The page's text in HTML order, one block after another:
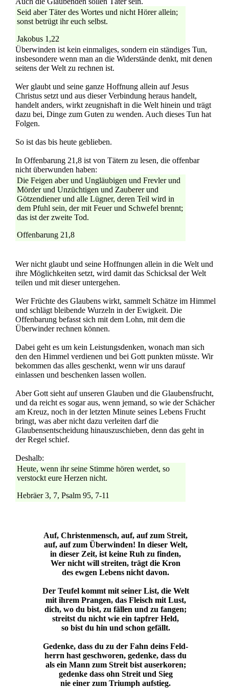
Seid aber Täter des Wortes und nicht Hörer allein;
sonst betrügt ihr euch selbst.
Jakobus 1,22
Überwinden ist kein einmaliges, sondern ein ständiges Tun,
insbesondere wenn man an die Widerstände denkt, mit denen
seitens der Welt zu rechnen ist.
Wer glaubt und seine ganze Hoffnung allein auf Jesus
Christus setzt und aus dieser Verbindung heraus handelt,
handelt anders, wirkt zeugnishaft in die Welt hinein und trägt
dazu bei, Dinge zum Guten zu wenden. Auch dieses Tun hat
Folgen.
So ist das bis heute geblieben.
In Offenbarung 21,8 ist von Tätern zu lesen, die offenbar
nicht überwunden haben:
Die Feigen aber und Ungläubigen und Frevler und
Mörder und Unzüchtigen und Zauberer und
Götzendiener und alle Lügner, deren Teil wird in
dem Pfuhl sein, der mit Feuer und Schwefel brennt;
das ist der zweite Tod.
Offenbarung 21,8
Wer nicht glaubt und seine Hoffnungen allein in die Welt und
ihre Möglichkeiten setzt, wird damit das Schicksal der Welt
teilen und mit dieser untergehen.
Wer Früchte des Glaubens wirkt, sammelt Schätze im Himmel
und schlägt bleibende Wurzeln in der Ewigkeit. Die
Offenbarung befasst sich mit dem Lohn, mit dem die
Überwinder rechnen können.
Dabei geht es um kein Leistungsdenken, wonach man sich
den den Himmel verdienen und bei Gott punkten müsste. Wir
bekommen das alles geschenkt, wenn wir uns darauf
einlassen und beschenken lassen wollen.
Aber Gott sieht auf unseren Glauben und die Glaubensfrucht,
und da reicht es sogar aus, wenn jemand, so wie der Schächer
am Kreuz, noch in der letzten Minute seines Lebens Frucht
bringt, was aber nicht dazu verleiten darf die
Glaubensentscheidung hinauszuschieben, denn das geht in
der Regel schief.
Deshalb:
Heute, wenn ihr seine Stimme hören werdet, so
verstockt eure Herzen nicht.
Hebräer 3, 7, Psalm 95, 7-11
Auf, Christenmensch, auf, auf zum Streit,
auf, auf zum Überwinden! In dieser Welt,
in dieser Zeit, ist keine Ruh zu finden,
Wer nicht will streiten, trägt die Kron
des ewgen Lebens nicht davon.
Der Teufel kommt mit seiner List, die Welt
mit ihrem Prangen, das Fleisch mit Lust,
dich, wo du bist, zu fällen und zu fangen;
streitst du nicht wie ein tapfrer Held,
so bist du hin und schon gefällt.
Gedenke, dass du zu der Fahn deins Feld-
herrn hast geschworen, gedenke, dass du
als ein Mann zum Streit bist auserkoren;
gedenke dass ohn Streit und Sieg
nie einer zum Triumph aufstieg.